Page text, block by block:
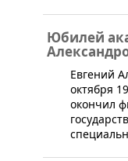
Юбилей
Евгений
октября
окончил